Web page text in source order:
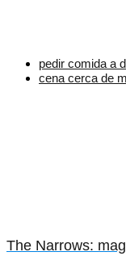
pedir comida a
cena cerca de
The Narrows: